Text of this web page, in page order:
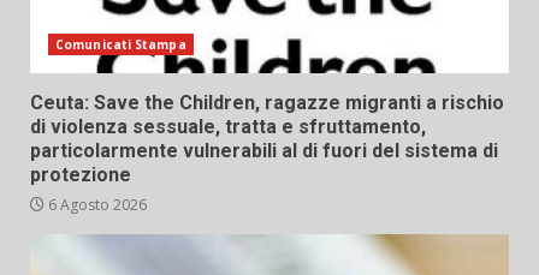
Comunicati Stampa
Ceuta: Save the Children, ragazze migranti a rischio
di violenza sessuale, tratta e sfruttamento,
particolarmente vulnerabili al di fuori del sistema di
protezione
6 Agosto 2026